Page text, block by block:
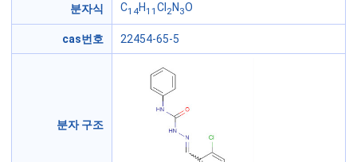
분자식 C14H11 Cl 2N 3O
cas번호 22454-65-5
분자 구조